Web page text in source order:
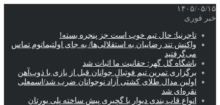
۱۴۰۵/۰۵/۱۵
خبر فوری
تاجرنیا: حال تیم خوب است جز پنجره بسته!
واکنش تند رضاییان به استقلالی‌ها/ به جای اولتیماتوم تماس
می‌گرفتید
باشگاه گل گهر: حقانیت ما اثبات شد
برگزاری تمرین تیم فوتبال جوانان قبل از بازی با ذوب‌آهن
اولین مدال طلای کشتی آزاد نوجوانان ضرب شد/اسمعلی
نقره‌ای شد
انواع قاب بندی دیوار با گچبری پیش ساخته پلی یورتان